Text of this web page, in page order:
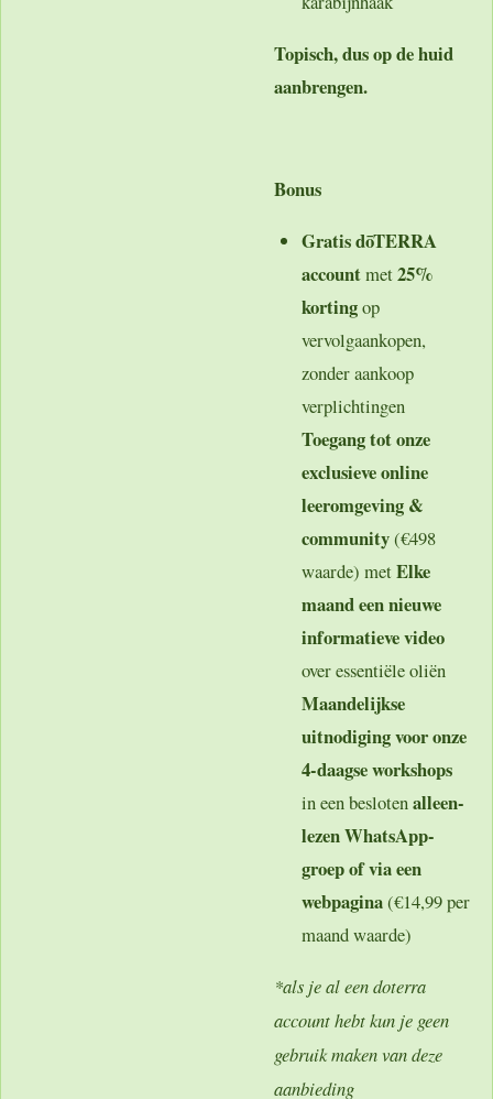
Topisch, dus op de huid
aanbrengen.
Bonus
Gratis dōTERRA
accountmet25%
kortingop
vervolgaankopen,
zonder aankoop
verplichtingen
Toegang tot onze
exclusieve online
leeromgeving &
community(€498
waarde) metElke
maand een nieuwe
informatieve video
over essentiële oliën
Maandelijkse
uitnodiging voor onze
4-daagse workshops
in een beslotenalleen-
lezen WhatsApp-
groep of via een
webpagina(€14,99 per
maand waarde)
*als je al een doterra
account hebt kun je geen
gebruik maken van deze
aanbieding